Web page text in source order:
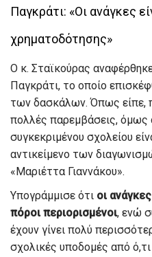
Παγκράτι: «Οι ανάγκες
χρηματοδότησης»
Ο κ. Σταϊκούρας
Παγκράτι, το οποίο
των δασκάλων. Όπως είπε,
πολλές παρεμβάσεις, όμως
συγκεκριμένου σχολείου
αντικείμενο των
«Μαριέττα Γιαννάκου».
Υπογράμμισε ότι οι
πόροι περιορισμένοι, ενώ
έχουν γίνει πολύ
σχολικές υποδομές από